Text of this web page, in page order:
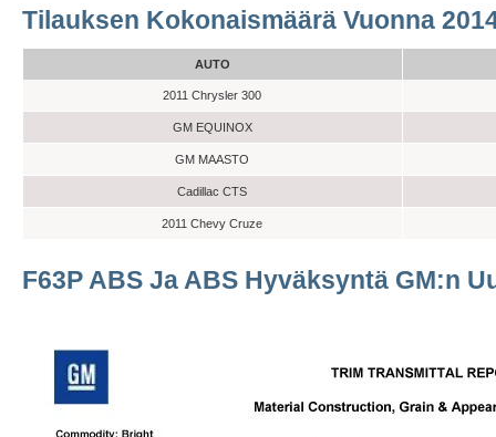
Tilauksen Kokonaismäärä Vuonna
AUTO
2011 Chrysler 300
GM EQUINOX
GM MAASTO
Cadillac CTS
2011 Chevy Cruze
F63P ABS Ja ABS Hyväksyntä GM:n